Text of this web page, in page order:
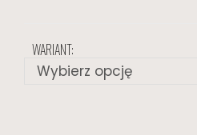
WARIANT:
Wybierz opcję